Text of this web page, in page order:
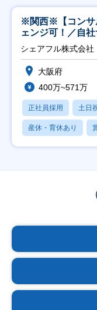
※関西※【コンサ
ェンジ可！／自
シェアフル株式会社
大阪府
400万~571万
正社員採用 土日
産休・育休あり